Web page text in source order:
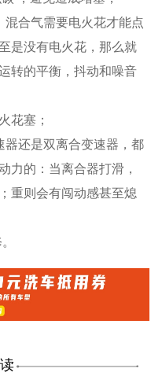
合气需要电火花才能点
是没有电火花，那么就
转的平衡，抖动和噪音
花塞；
器还是双离合变速器，都
力的：当离合器打滑，
重则会有闯动感甚至熄